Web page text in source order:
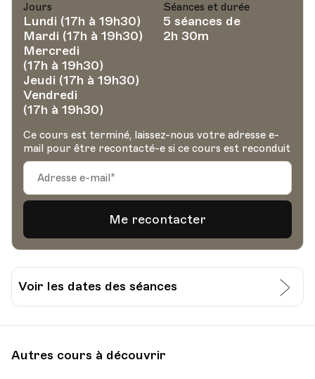
Jours
Lundi (17h à 19h30)
Mardi (17h à 19h30)
Mercredi
(17h à 19h30)
Jeudi (17h à 19h30)
Vendredi
(17h à 19h30)
Séances et durée
5 séances de
2h 30m
Ce cours est terminé, laissez-nous votre adresse e-
mail pour être recontacté-e si ce cours est reconduit
Voir les dates des séances
Autres cours à découvrir